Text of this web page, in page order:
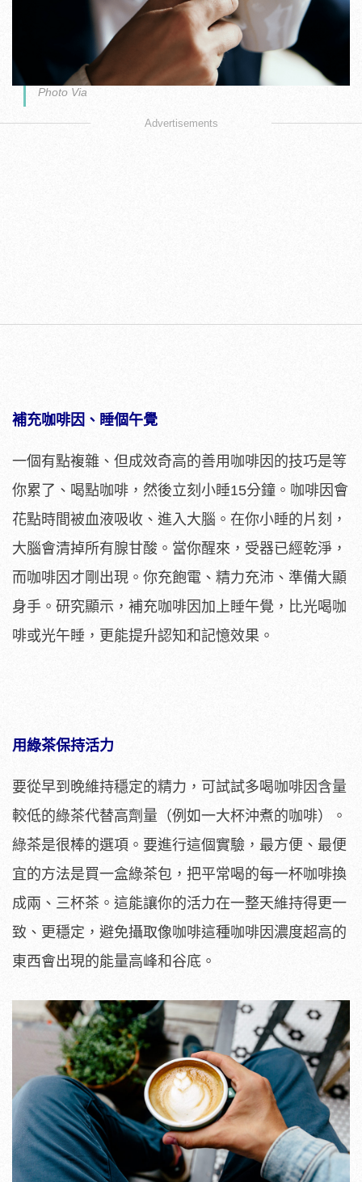
Photo Via
Advertisements
補充咖啡因、睡個午覺
一個有點複雜、但成效奇高的善用咖啡因的技巧是等
你累了、喝點咖啡，然後立刻小睡15分鐘。咖啡因會
花點時間被血液吸收、進入大腦。在你小睡的片刻，
大腦會清掉所有腺甘酸。當你醒來，受器已經乾淨，
而咖啡因才剛出現。你充飽電、精力充沛、準備大顯
身手。研究顯示，補充咖啡因加上睡午覺，比光喝咖
啡或光午睡，更能提升認知和記憶效果。
用綠茶保持活力
要從早到晚維持穩定的精力，可試試多喝咖啡因含量
較低的綠茶代替高劑量（例如一大杯沖煮的咖啡）。
綠茶是很棒的選項。要進行這個實驗，最方便、最便
宜的方法是買一盒綠茶包，把平常喝的每一杯咖啡換
成兩、三杯茶。這能讓你的活力在一整天維持得更一
致、更穩定，避免攝取像咖啡這種咖啡因濃度超高的
東西會出現的能量高峰和谷底。